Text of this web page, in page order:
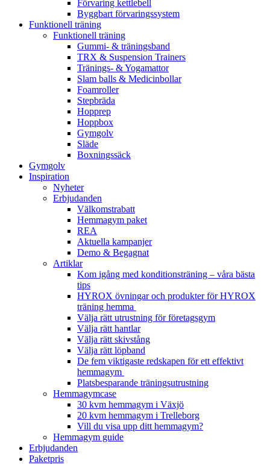
Förvaring kettlebell
Byggbart förvaringssystem
Funktionell träning
Funktionell träning
Gummi- & träningsband
TRX & Suspension Trainers
Tränings- & Yogamattor
Slam balls & Medicinbollar
Foamroller
Stepbräda
Hopprep
Hoppbox
Gymgolv
Släde
Boxningssäck
Gymgolv
Inspiration
Nyheter
Erbjudanden
Välkomstrabatt
Hemmagym paket
REA
Aktuella kampanjer
Demo & Begagnat
Artiklar
Kom igång med konditionsträning – våra bästa
tips
HYROX övningar och produkter för HYROX
träning hemma
Välja rätt utrustning för företagsgym
Välja rätt hantlar
Välja rätt skivstång
Välja rätt löpband
De fem viktigaste redskapen för ett effektivt
hemmagym
Platsbesparande träningsutrustning
Hemmagymcase
30 kvm hemmagym i Växjö
20 kvm hemmagym i Trelleborg
Vill du visa upp ditt hemmagym?
Hemmagym guide
Erbjudanden
Paketpris